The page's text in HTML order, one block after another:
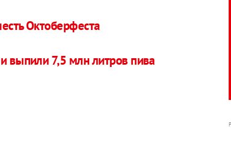
Октоберфеста
выпили 7,5 млн литров пива